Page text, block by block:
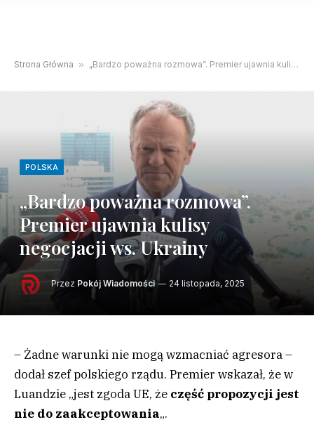
Strona Główna » „Bardzo poważna rozmowa”. Premier ujawnia kulisy negocjacji ws. Ukrainy
POLSKA
„Bardzo poważna rozmowa”.
Premier ujawnia kulisy
negocjacji ws. Ukrainy
Przez Pokój Wiadomości 24 listopada, 2025
– Żadne warunki nie mogą wzmacniać agresora –
dodał szef polskiego rządu. Premier wskazał, że w
Luandzie „jest zgoda UE, że część propozycji jest
nie do zaakceptowania„.